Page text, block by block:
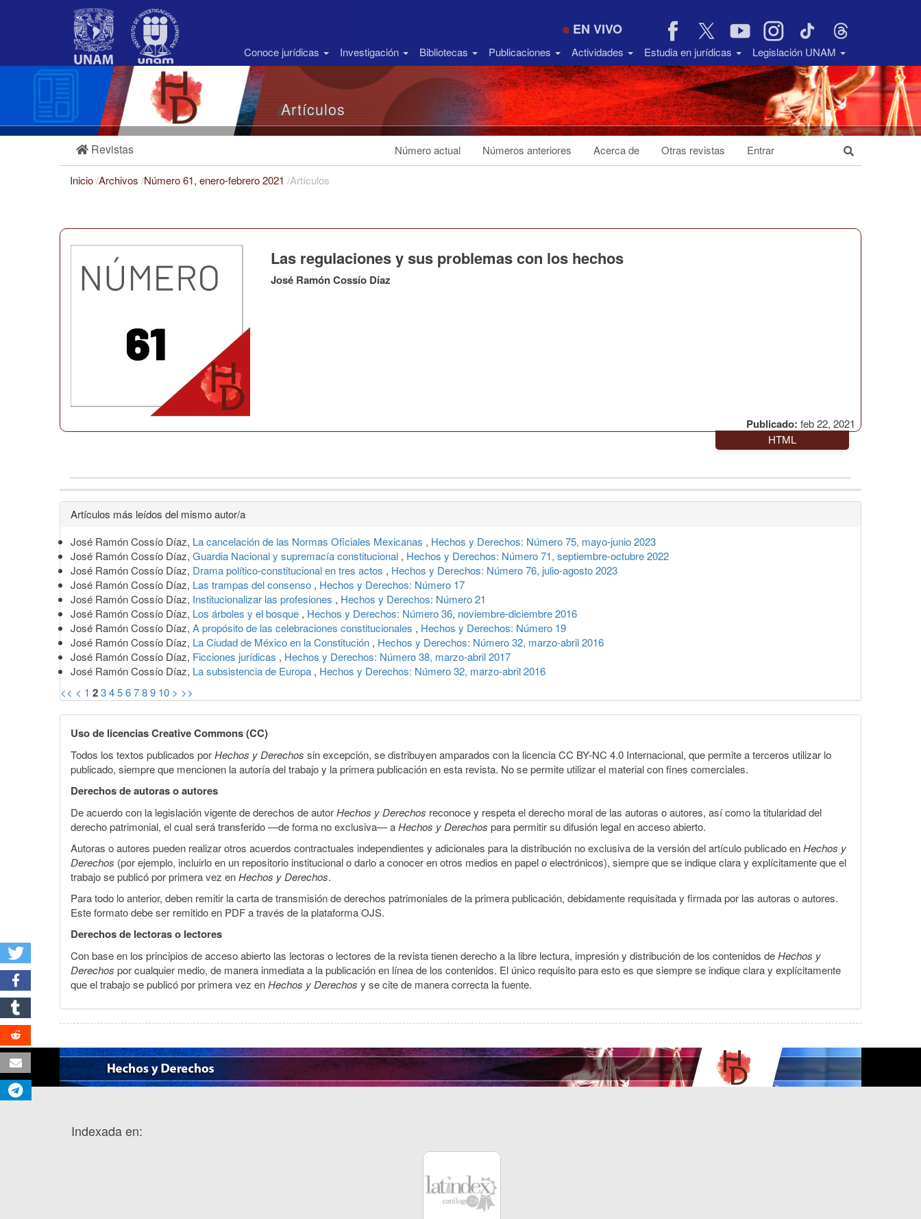
Barra
EN VIVO
Conoce jurídicas Investigación Bibliotecas Publicaciones Actividades Estudia en jurídicas Legislación UNAM
Artículos
Revistas Número actual Números anteriores Acerca de Otras revistas Entrar
Inicio/Archivos /Número 61, enero-febrero 2021 /Artículos
Publicado: feb 22, 2021
Las regulaciones y sus problemas con los hechos
José Ramón Cossío Díaz
HTML
Detalles
del
artículo
Artículos más leídos del mismo autor/a
José Ramón Cossío Díaz, La cancelación de las Normas Oficiales Mexicanas , Hechos y Derechos: Número 75, mayo-junio 2023
José Ramón Cossío Díaz, Guardia Nacional y supremacía constitucional , Hechos y Derechos: Número 71, septiembre-octubre 2022
José Ramón Cossío Díaz, Drama político-constitucional en tres actos , Hechos y Derechos: Número 76, julio-agosto 2023
José Ramón Cossío Díaz, Las trampas del consenso , Hechos y Derechos: Número 17
José Ramón Cossío Díaz, Institucionalizar las profesiones , Hechos y Derechos: Número 21
José Ramón Cossío Díaz, Los árboles y el bosque , Hechos y Derechos: Número 36, noviembre-diciembre 2016
José Ramón Cossío Díaz, A propósito de las celebraciones constitucionales , Hechos y Derechos: Número 19
José Ramón Cossío Díaz, La Ciudad de México en la Constitución , Hechos y Derechos: Número 32, marzo-abril 2016
José Ramón Cossío Díaz, Ficciones jurídicas , Hechos y Derechos: Número 38, marzo-abril 2017
José Ramón Cossío Díaz, La subsistencia de Europa , Hechos y Derechos: Número 32, marzo-abril 2016
<< < 1 23456789 10 > >>
Uso de licencias Creative Commons (CC)
Todos los textos publicados porHechos y Derechos sin excepción, se distribuyen amparados con la licencia CC BY-NC 4.0 Internacional, que permite a terceros utilizar lo
publicado, siempre que mencionen la autoría del trabajo y la primera publicación en esta revista. No se permite utilizar el material con fines comerciales.
Derechos de autoras o autores
De acuerdo con la legislación vigente de derechos de autorHechos y Derechos reconoce y respeta el derecho moral de las autoras o autores, así como la titularidad del
derecho patrimonial, el cual será transferido —de forma no exclusiva— aHechos y Derechos para permitir su difusión legal en acceso abierto.
Autoras o autores pueden realizar otros acuerdos contractuales independientes y adicionales para la distribución no exclusiva de la versión del artículo publicado enHechos y
Derechos (por ejemplo, incluirlo en un repositorio institucional o darlo a conocer en otros medios en papel o electrónicos), siempre que se indique clara y explícitamente que el
trabajo se publicó por primera vez enHechos y Derechos.
Para todo lo anterior, deben remitir la carta de transmisión de derechos patrimoniales de la primera publicación, debidamente requisitada y firmada por las autoras o autores.
Este formato debe ser remitido en PDF a través de la plataforma OJS.
Derechos de lectoras o lectores
Con base en los principios de acceso abierto las lectoras o lectores de la revista tienen derecho a la libre lectura, impresión y distribución de los contenidos deHechos y
Derechos por cualquier medio, de manera inmediata a la publicación en línea de los contenidos. El único requisito para esto es que siempre se indique clara y explícitamente
que el trabajo se publicó por primera vez enHechos y Derechos y se cite de manera correcta la fuente.
Indexada en: